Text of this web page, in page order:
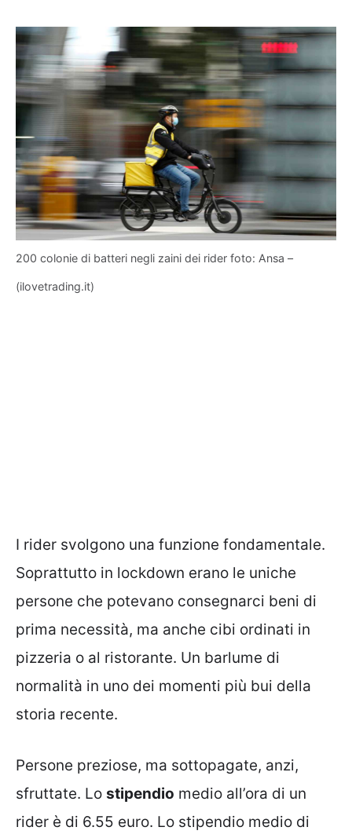
200 colonie di batteri negli zaini dei rider foto: Ansa –
(ilovetrading.it)
I rider svolgono una funzione fondamentale.
Soprattutto in lockdown erano le uniche
persone che potevano consegnarci beni di
prima necessità, ma anche cibi ordinati in
pizzeria o al ristorante. Un barlume di
normalità in uno dei momenti più bui della
storia recente.
Persone preziose, ma sottopagate, anzi,
sfruttate. Lo stipendio medio all’ora di un
rider è di 6.55 euro. Lo stipendio medio di